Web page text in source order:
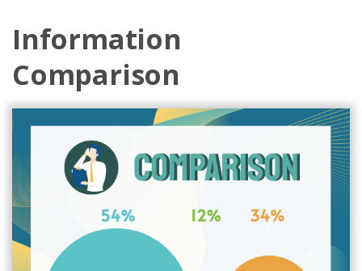
Information
Comparison